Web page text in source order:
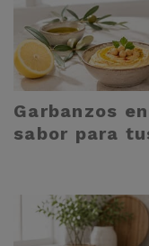
Garbanzos
sabor para